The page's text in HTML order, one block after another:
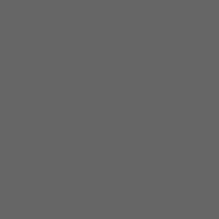
ich przetwarzania. Możesz
praw wymienionych
umów o ich świadczenie
Taką podstawą
administratora.
podstawie Twojej dobrowolnej